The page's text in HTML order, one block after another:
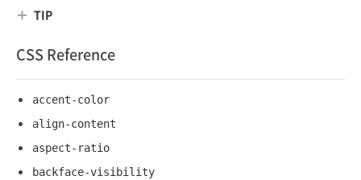
TIP
CSS Reference
accent-color
align-content
aspect-ratio
backface-visibility